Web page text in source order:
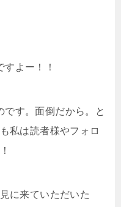
よー！！
す。面倒だから。と
私は読者様やフォロ
に来ていただいた